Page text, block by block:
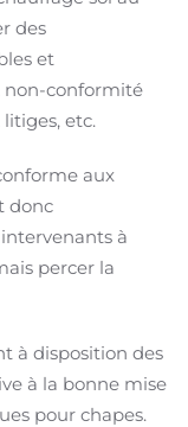
des
et
non-conformité
etc.
aux
donc
à
percer la
à disposition des
à la bonne mise
pour chapes.